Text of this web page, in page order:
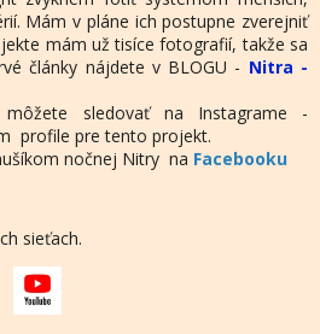
Mám v pláne ich postupne zverejniť
mám už tisíce fotografií, takže sa
články nájdete v BLOGU - Nitra -
môžete sledovať na Instagrame -
profile pre tento projekt.
nočnej Nitry na Facebooku
sieťach.